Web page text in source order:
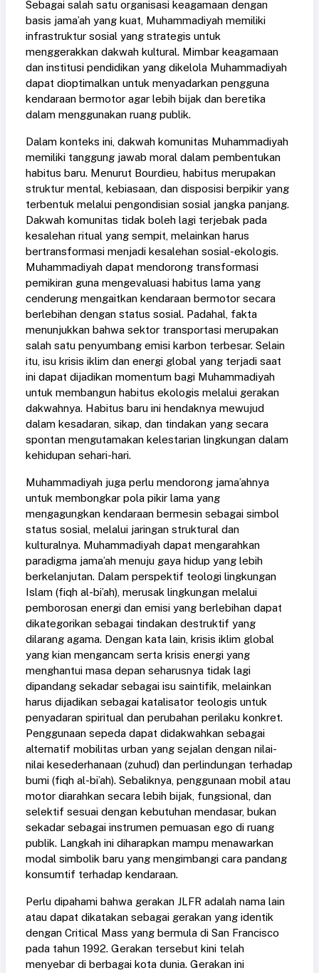
Sebagai salah satu organisasi keagamaan dengan
basis jama’ah yang kuat, Muhammadiyah memiliki
infrastruktur sosial yang strategis untuk
menggerakkan dakwah kultural. Mimbar keagamaan
dan institusi pendidikan yang dikelola Muhammadiyah
dapat dioptimalkan untuk menyadarkan pengguna
kendaraan bermotor agar lebih bijak dan beretika
dalam menggunakan ruang publik.
Dalam konteks ini, dakwah komunitas Muhammadiyah
memiliki tanggung jawab moral dalam pembentukan
habitus baru. Menurut Bourdieu, habitus merupakan
struktur mental, kebiasaan, dan disposisi berpikir yang
terbentuk melalui pengondisian sosial jangka panjang.
Dakwah komunitas tidak boleh lagi terjebak pada
kesalehan ritual yang sempit, melainkan harus
bertransformasi menjadi kesalehan sosial-ekologis.
Muhammadiyah dapat mendorong transformasi
pemikiran guna mengevaluasi habitus lama yang
cenderung mengaitkan kendaraan bermotor secara
berlebihan dengan status sosial. Padahal, fakta
menunjukkan bahwa sektor transportasi merupakan
salah satu penyumbang emisi karbon terbesar. Selain
itu, isu krisis iklim dan energi global yang terjadi saat
ini dapat dijadikan momentum bagi Muhammadiyah
untuk membangun habitus ekologis melalui gerakan
dakwahnya. Habitus baru ini hendaknya mewujud
dalam kesadaran, sikap, dan tindakan yang secara
spontan mengutamakan kelestarian lingkungan dalam
kehidupan sehari-hari.
Muhammadiyah juga perlu mendorong jama’ahnya
untuk membongkar pola pikir lama yang
mengagungkan kendaraan bermesin sebagai simbol
status sosial, melalui jaringan struktural dan
kulturalnya. Muhammadiyah dapat mengarahkan
paradigma jama’ah menuju gaya hidup yang lebih
berkelanjutan. Dalam perspektif teologi lingkungan
Islam (fiqh al-bi’ah), merusak lingkungan melalui
pemborosan energi dan emisi yang berlebihan dapat
dikategorikan sebagai tindakan destruktif yang
dilarang agama. Dengan kata lain, krisis iklim global
yang kian mengancam serta krisis energi yang
menghantui masa depan seharusnya tidak lagi
dipandang sekadar sebagai isu saintifik, melainkan
harus dijadikan sebagai katalisator teologis untuk
penyadaran spiritual dan perubahan perilaku konkret.
Penggunaan sepeda dapat didakwahkan sebagai
alternatif mobilitas urban yang sejalan dengan nilai-
nilai kesederhanaan (zuhud) dan perlindungan terhadap
bumi (fiqh al-bi’ah). Sebaliknya, penggunaan mobil atau
motor diarahkan secara lebih bijak, fungsional, dan
selektif sesuai dengan kebutuhan mendasar, bukan
sekadar sebagai instrumen pemuasan ego di ruang
publik. Langkah ini diharapkan mampu menawarkan
modal simbolik baru yang mengimbangi cara pandang
konsumtif terhadap kendaraan.
Perlu dipahami bahwa gerakan JLFR adalah nama lain
atau dapat dikatakan sebagai gerakan yang identik
dengan Critical Mass yang bermula di San Francisco
pada tahun 1992. Gerakan tersebut kini telah
menyebar di berbagai kota dunia. Gerakan ini